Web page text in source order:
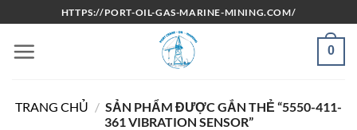
qua
nội
HTTPS://PORT-OIL-GAS-MARINE-MINING.COM/
0
TRANG CHỦ / SẢN PHẨM ĐƯỢC GẮN THẺ “5550-411-
361 VIBRATION SENSOR”